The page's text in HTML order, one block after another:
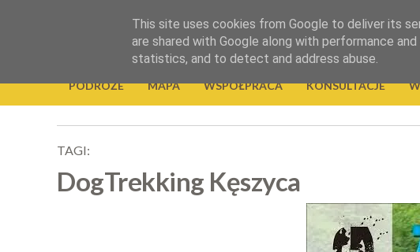
Okiem Obiektywu.
PODRÓŻE MAPA WSPÓŁPRACA KONSULTACJE
TAGI:
DogTrekking Kęszyca
This site uses cookies from Google to deliver its
are shared with Google along with performance
statistics, and to detect and address abuse.